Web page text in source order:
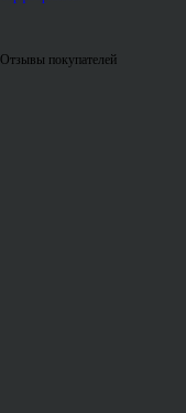
Отзывы покупателей